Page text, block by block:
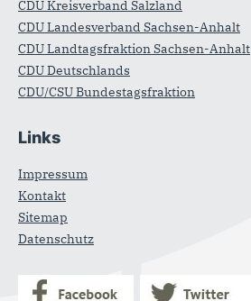
CDU Kreisverband Salzland
CDU Landesverband Sachsen-Anhalt
CDU Landtagsfraktion Sachsen-Anhalt
CDU Deutschlands
CDU/CSU Bundestagsfraktion
Links
Impressum
Kontakt
Sitemap
Datenschutz